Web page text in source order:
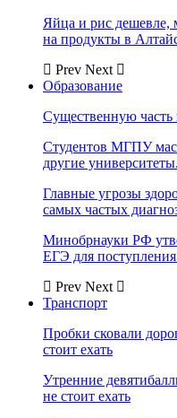
Яйца и рис дешевле,
на продукты в
Prev Next
Образование
Существенную часть
Студентов МГПУ
другие
Главные угрозы
самых частых
Минобрнауки РФ
ЕГЭ для
Prev Next
Транспорт
Пробки сковали
стоит ехать
Утренние
не стоит ехать